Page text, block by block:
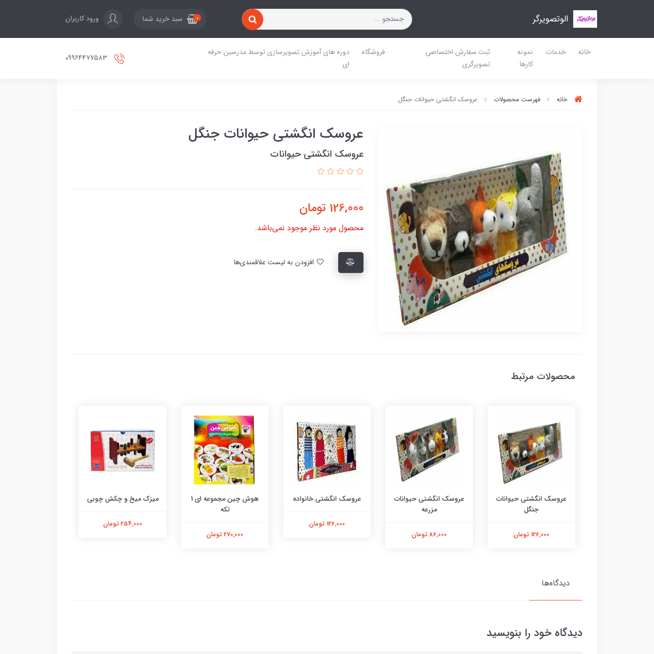
الوتصویرگر 0 سبد خرید شما ورود کاربران
خانه خدمات
نمونه
کارها
ثبت سفارش اختصاصی
تصویرگری
فروشگاه
دوره های آموزش تصویرسازی توسط مدرسین حرفه
ای
خانه فهرست محصولات عروسک انگشتی حیوانات جنگل
عروسک انگشتی حیوانات جنگل
عروسک انگشتی حیوانات
126,000 تومان
محصول مورد نظر موجود نمی‌باشد.
محصولات مرتبط
عروسک انگشتی حیوانات
جنگل
126,000 تومان
عروسک انگشتی حیوانات
مزرعه
86,000 تومان
عروسک انگشتی خانواده
126,000 تومان
هوش چین مجموعه ای 1
تکه
270,000 تومان
میزک میخ و چکش چوبی
254,000 تومان
دیدگاه‌ها
دیدگاه خود را بنویسید